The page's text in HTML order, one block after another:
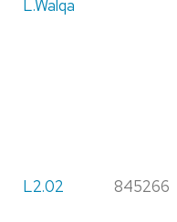
L.Walqa
L2.02 845266